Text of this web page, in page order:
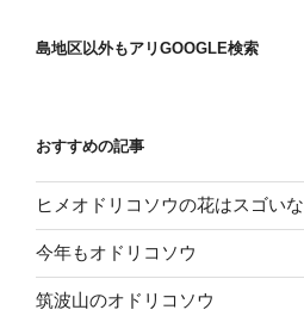
島地区以外もアリGOOGLE検索
おすすめの記事
ヒメオドリコソウの花はスゴいな
今年もオドリコソウ
筑波山のオドリコソウ